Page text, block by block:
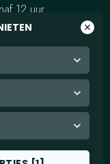
close
keyboard_arrow_down
keyboard_arrow_down
keyboard_arrow_down
12 uur